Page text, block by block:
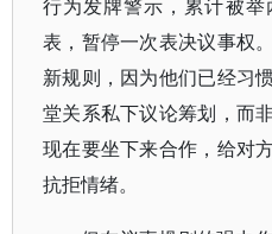
行为发牌警示，累计被
表，暂停一次表决议事权
新规则，因为他们已经习
堂关系私下议论筹划，而
现在要坐下来合作，给对
抗拒情绪。